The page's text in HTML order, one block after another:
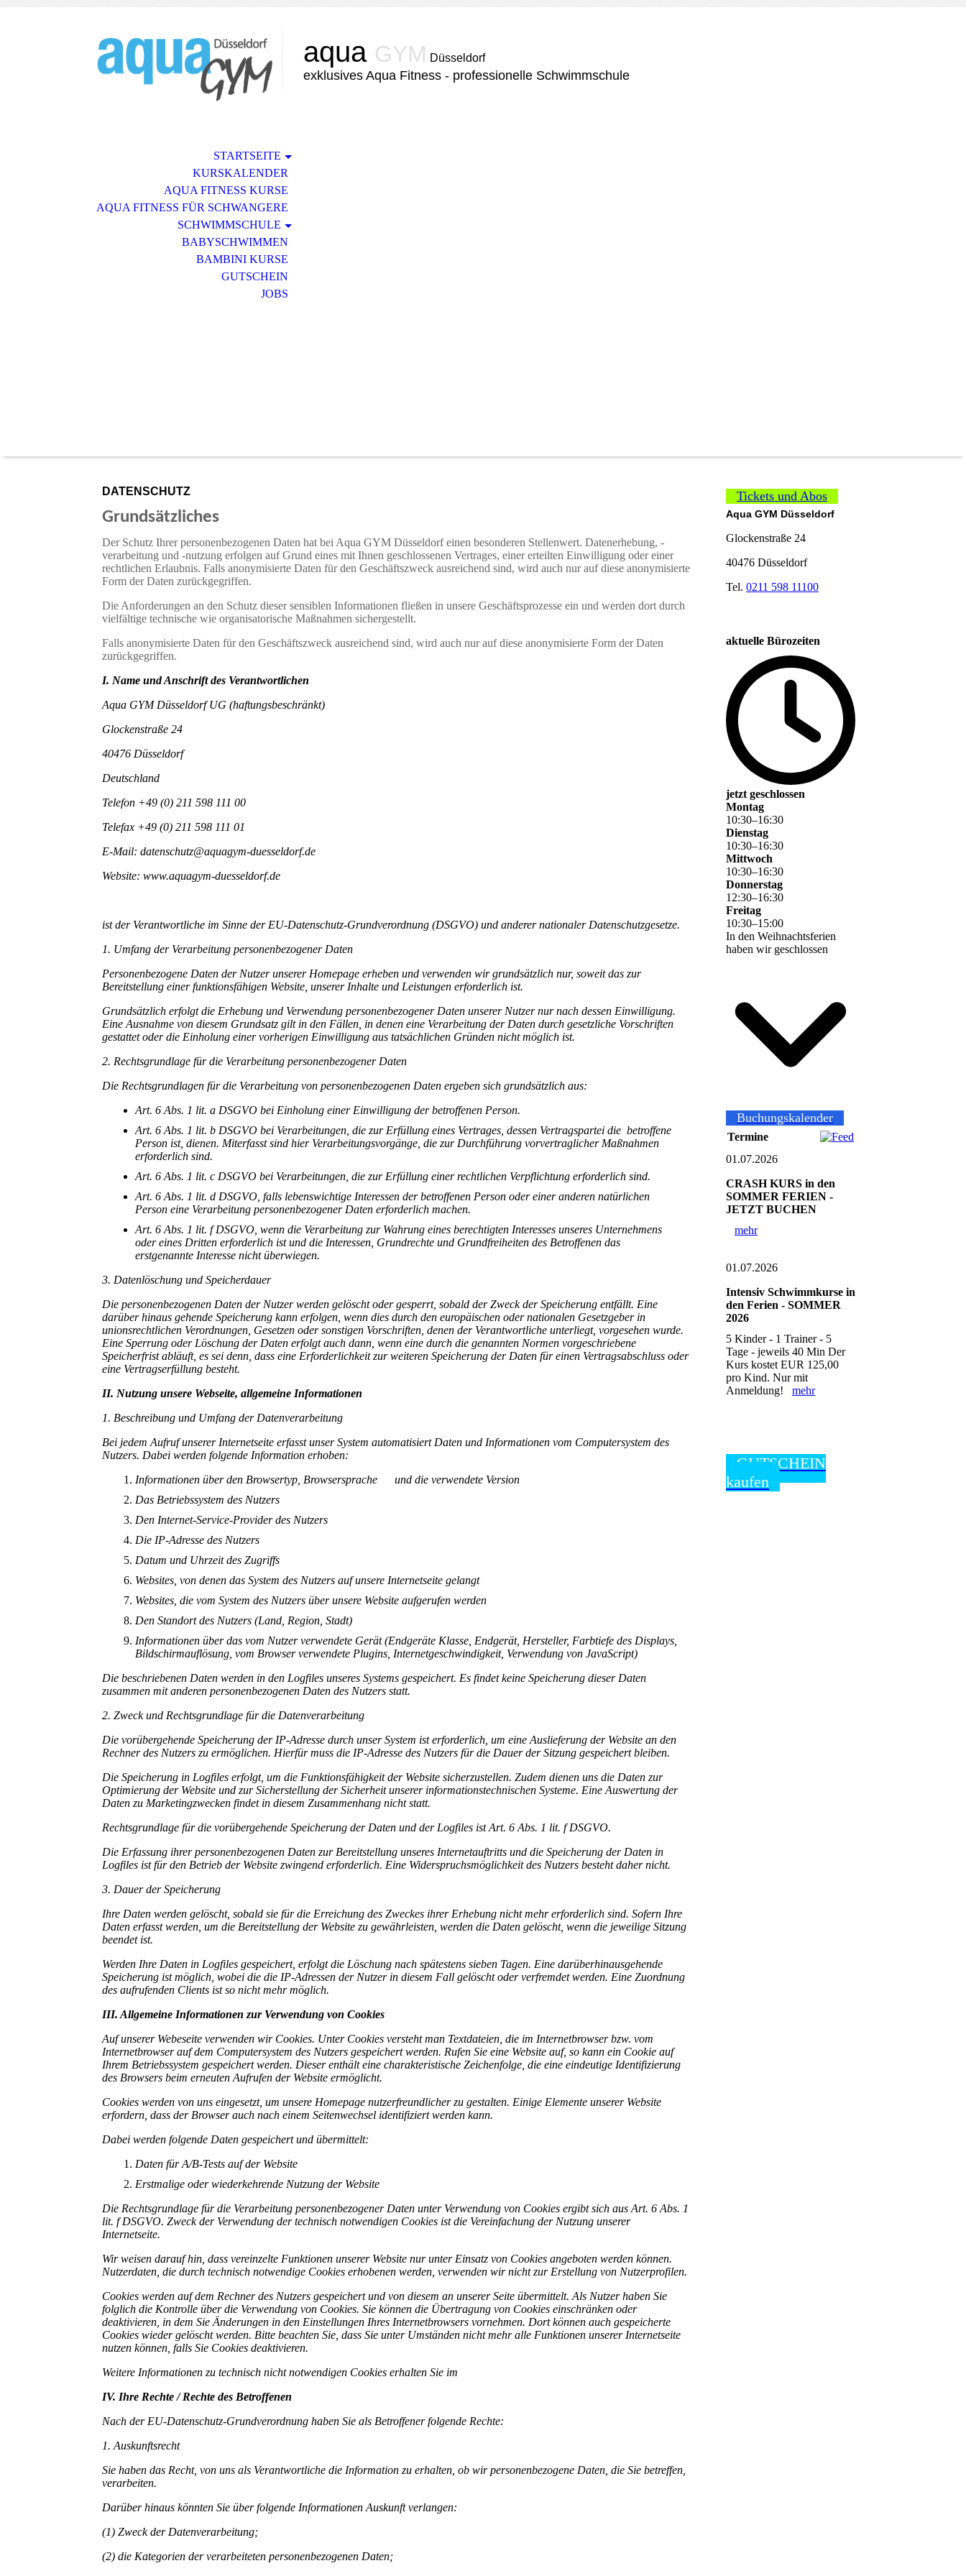
aqua GYM Düsseldorf
exklusives Aqua Fitness - professionelle Schwimmschule
STARTSEITE
KURSKALENDER
AQUA FITNESS KURSE
AQUA FITNESS FÜR SCHWANGERE
SCHWIMMSCHULE
BABYSCHWIMMEN
BAMBINI KURSE
GUTSCHEIN
JOBS
DATENSCHUTZ
Grundsätzliches
Der Schutz Ihrer personenbezogenen Daten hat bei Aqua GYM Düsseldorf einen besonderen Stellenwert. Datenerhebung, -
verarbeitung und -nutzung erfolgen auf Grund eines mit Ihnen geschlossenen Vertrages, einer erteilten Einwilligung oder einer
rechtlichen Erlaubnis. Falls anonymisierte Daten für den Geschäftszweck ausreichend sind, wird auch nur auf diese anonymisierte
Form der Daten zurückgegriffen.
Die Anforderungen an den Schutz dieser sensiblen Informationen fließen in unsere Geschäftsprozesse ein und werden dort durch
vielfältige technische wie organisatorische Maßnahmen sichergestellt.
Falls anonymisierte Daten für den Geschäftszweck ausreichend sind, wird auch nur auf diese anonymisierte Form der Daten
zurückgegriffen.
I. Name und Anschrift des Verantwortlichen
Aqua GYM Düsseldorf UG (haftungsbeschränkt)
Glockenstraße 24
40476 Düsseldorf
Deutschland
Telefon +49 (0) 211 598 111 00
Telefax +49 (0) 211 598 111 01
E-Mail: datenschutz@aquagym-duesseldorf.de
Website: www.aquagym-duesseldorf.de
ist der Verantwortliche im Sinne der EU-Datenschutz-Grundverordnung (DSGVO) und anderer nationaler Datenschutzgesetze.
1. Umfang der Verarbeitung personenbezogener Daten
Personenbezogene Daten der Nutzer unserer Homepage erheben und verwenden wir grundsätzlich nur, soweit das zur
Bereitstellung einer funktionsfähigen Website, unserer Inhalte und Leistungen erforderlich ist.
Grundsätzlich erfolgt die Erhebung und Verwendung personenbezogener Daten unserer Nutzer nur nach dessen Einwilligung.
Eine Ausnahme von diesem Grundsatz gilt in den Fällen, in denen eine Verarbeitung der Daten durch gesetzliche Vorschriften
gestattet oder die Einholung einer vorherigen Einwilligung aus tatsächlichen Gründen nicht möglich ist.
2. Rechtsgrundlage für die Verarbeitung personenbezogener Daten
Die Rechtsgrundlagen für die Verarbeitung von personenbezogenen Daten ergeben sich grundsätzlich aus:
Art. 6 Abs. 1 lit. a DSGVO bei Einholung einer Einwilligung der betroffenen Person.
Art. 6 Abs. 1 lit. b DSGVO bei Verarbeitungen, die zur Erfüllung eines Vertrages, dessen Vertragspartei die betroffene
Person ist, dienen. Miterfasst sind hier Verarbeitungsvorgänge, die zur Durchführung vorvertraglicher Maßnahmen
erforderlich sind.
Art. 6 Abs. 1 lit. c DSGVO bei Verarbeitungen, die zur Erfüllung einer rechtlichen Verpflichtung erforderlich sind.
Art. 6 Abs. 1 lit. d DSGVO, falls lebenswichtige Interessen der betroffenen Person oder einer anderen natürlichen
Person eine Verarbeitung personenbezogener Daten erforderlich machen.
Art. 6 Abs. 1 lit. f DSGVO, wenn die Verarbeitung zur Wahrung eines berechtigten Interesses unseres Unternehmens
oder eines Dritten erforderlich ist und die Interessen, Grundrechte und Grundfreiheiten des Betroffenen das
erstgenannte Interesse nicht überwiegen.
3. Datenlöschung und Speicherdauer
Die personenbezogenen Daten der Nutzer werden gelöscht oder gesperrt, sobald der Zweck der Speicherung entfällt. Eine
darüber hinaus gehende Speicherung kann erfolgen, wenn dies durch den europäischen oder nationalen Gesetzgeber in
unionsrechtlichen Verordnungen, Gesetzen oder sonstigen Vorschriften, denen der Verantwortliche unterliegt, vorgesehen wurde.
Eine Sperrung oder Löschung der Daten erfolgt auch dann, wenn eine durch die genannten Normen vorgeschriebene
Speicherfrist abläuft, es sei denn, dass eine Erforderlichkeit zur weiteren Speicherung der Daten für einen Vertragsabschluss oder
eine Vertragserfüllung besteht.
II. Nutzung unsere Webseite, allgemeine Informationen
1. Beschreibung und Umfang der Datenverarbeitung
Bei jedem Aufruf unserer Internetseite erfasst unser System automatisiert Daten und Informationen vom Computersystem des
Nutzers. Dabei werden folgende Information erhoben:
Informationen über den Browsertyp, Browsersprache und die verwendete Version
Das Betriebssystem des Nutzers
Den Internet-Service-Provider des Nutzers
Die IP-Adresse des Nutzers
Datum und Uhrzeit des Zugriffs
Websites, von denen das System des Nutzers auf unsere Internetseite gelangt
Websites, die vom System des Nutzers über unsere Website aufgerufen werden
Den Standort des Nutzers (Land, Region, Stadt)
Informationen über das vom Nutzer verwendete Gerät (Endgeräte Klasse, Endgerät, Hersteller, Farbtiefe des Displays,
Bildschirmauflösung, vom Browser verwendete Plugins, Internetgeschwindigkeit, Verwendung von JavaScript)
Die beschriebenen Daten werden in den Logfiles unseres Systems gespeichert. Es findet keine Speicherung dieser Daten
zusammen mit anderen personenbezogenen Daten des Nutzers statt.
2. Zweck und Rechtsgrundlage für die Datenverarbeitung
Die vorübergehende Speicherung der IP-Adresse durch unser System ist erforderlich, um eine Auslieferung der Website an den
Rechner des Nutzers zu ermöglichen. Hierfür muss die IP-Adresse des Nutzers für die Dauer der Sitzung gespeichert bleiben.
Die Speicherung in Logfiles erfolgt, um die Funktionsfähigkeit der Website sicherzustellen. Zudem dienen uns die Daten zur
Optimierung der Website und zur Sicherstellung der Sicherheit unserer informationstechnischen Systeme. Eine Auswertung der
Daten zu Marketingzwecken findet in diesem Zusammenhang nicht statt.
Rechtsgrundlage für die vorübergehende Speicherung der Daten und der Logfiles ist Art. 6 Abs. 1 lit. f DSGVO.
Die Erfassung ihrer personenbezogenen Daten zur Bereitstellung unseres Internetauftritts und die Speicherung der Daten in
Logfiles ist für den Betrieb der Website zwingend erforderlich. Eine Widerspruchsmöglichkeit des Nutzers besteht daher nicht.
3. Dauer der Speicherung
Ihre Daten werden gelöscht, sobald sie für die Erreichung des Zweckes ihrer Erhebung nicht mehr erforderlich sind. Sofern Ihre
Daten erfasst werden, um die Bereitstellung der Website zu gewährleisten, werden die Daten gelöscht, wenn die jeweilige Sitzung
beendet ist.
Werden Ihre Daten in Logfiles gespeichert, erfolgt die Löschung nach spätestens sieben Tagen. Eine darüberhinausgehende
Speicherung ist möglich, wobei die die IP-Adressen der Nutzer in diesem Fall gelöscht oder verfremdet werden. Eine Zuordnung
des aufrufenden Clients ist so nicht mehr möglich.
III. Allgemeine Informationen zur Verwendung von Cookies
Auf unserer Webeseite verwenden wir Cookies. Unter Cookies versteht man Textdateien, die im Internetbrowser bzw. vom
Internetbrowser auf dem Computersystem des Nutzers gespeichert werden. Rufen Sie eine Website auf, so kann ein Cookie auf
Ihrem Betriebssystem gespeichert werden. Dieser enthält eine charakteristische Zeichenfolge, die eine eindeutige Identifizierung
des Browsers beim erneuten Aufrufen der Website ermöglicht.
Cookies werden von uns eingesetzt, um unsere Homepage nutzerfreundlicher zu gestalten. Einige Elemente unserer Website
erfordern, dass der Browser auch nach einem Seitenwechsel identifiziert werden kann.
Dabei werden folgende Daten gespeichert und übermittelt:
Daten für A/B-Tests auf der Website
Erstmalige oder wiederkehrende Nutzung der Website
Die Rechtsgrundlage für die Verarbeitung personenbezogener Daten unter Verwendung von Cookies ergibt sich aus Art. 6 Abs. 1
lit. f DSGVO. Zweck der Verwendung der technisch notwendigen Cookies ist die Vereinfachung der Nutzung unserer
Internetseite.
Wir weisen darauf hin, dass vereinzelte Funktionen unserer Website nur unter Einsatz von Cookies angeboten werden können.
Nutzerdaten, die durch technisch notwendige Cookies erhobenen werden, verwenden wir nicht zur Erstellung von Nutzerprofilen.
Cookies werden auf dem Rechner des Nutzers gespeichert und von diesem an unserer Seite übermittelt. Als Nutzer haben Sie
folglich die Kontrolle über die Verwendung von Cookies. Sie können die Übertragung von Cookies einschränken oder
deaktivieren, in dem Sie Änderungen in den Einstellungen Ihres Internetbrowsers vornehmen. Dort können auch gespeicherte
Cookies wieder gelöscht werden. Bitte beachten Sie, dass Sie unter Umständen nicht mehr alle Funktionen unserer Internetseite
nutzen können, falls Sie Cookies deaktivieren.
Weitere Informationen zu technisch nicht notwendigen Cookies erhalten Sie im
IV. Ihre Rechte / Rechte des Betroffenen
Nach der EU-Datenschutz-Grundverordnung haben Sie als Betroffener folgende Rechte:
1. Auskunftsrecht
Sie haben das Recht, von uns als Verantwortliche die Information zu erhalten, ob wir personenbezogene Daten, die Sie betreffen,
verarbeiten.
Darüber hinaus könnten Sie über folgende Informationen Auskunft verlangen:
(1) Zweck der Datenverarbeitung;
(2) die Kategorien der verarbeiteten personenbezogenen Daten;
Tickets und Abos
Aqua GYM Düsseldorf
Glockenstraße 24
40476 Düsseldorf
Tel. 0211 598 11100
aktuelle Bürozeiten
jetzt geschlossen
Montag
10:30–16:30
Dienstag
10:30–16:30
Mittwoch
10:30–16:30
Donnerstag
12:30–16:30
Freitag
10:30–15:00
In den Weihnachtsferien
haben wir geschlossen
Buchungskalender
Termine
01.07.2026
CRASH KURS in den
SOMMER FERIEN -
JETZT BUCHEN
mehr
01.07.2026
Intensiv Schwimmkurse in
den Ferien - SOMMER
2026
5 Kinder - 1 Trainer - 5
Tage - jeweils 40 Min Der
Kurs kostet EUR 125,00
pro Kind. Nur mit
Anmeldung! mehr
GUTSCHEIN
kaufen